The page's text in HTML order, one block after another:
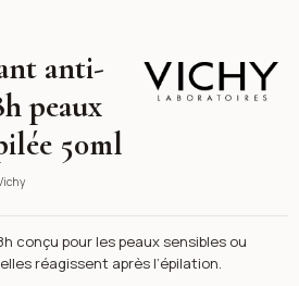
Vichy
anti-
peaux
50ml
conçu pour les peaux sensibles ou
réagissent après l’épilation.